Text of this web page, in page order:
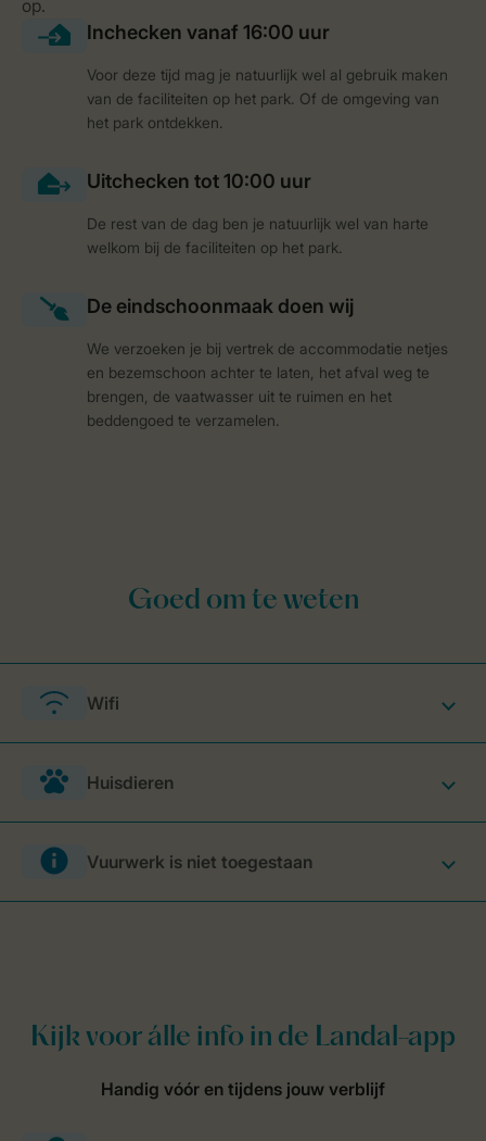
Voor deze tijd mag je natuurlijk wel al gebruik maken
van de faciliteiten op het park. Of de omgeving van
het park ontdekken.
De rest van de dag ben je natuurlijk wel van harte
welkom bij de faciliteiten op het park.
We verzoeken je bij vertrek de accommodatie netjes
en bezemschoon achter te laten, het afval weg te
brengen, de vaatwasser uit te ruimen en het
beddengoed te verzamelen.
Wifi
Huisdieren
Vuurwerk is niet toegestaan